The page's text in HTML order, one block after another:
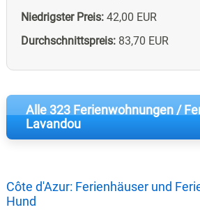
Niedrigster Preis:42,00 EUR
Durchschnittspreis:83,70 EUR
Alle 323 Ferienwohnungen /
Lavandou
Côte d'Azur: Ferienhäuser und
Hund